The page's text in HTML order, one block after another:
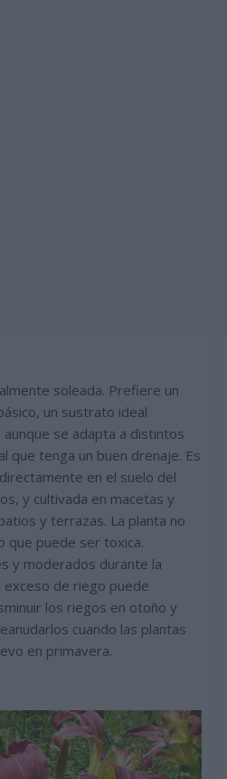
soleada. Prefiere un
un sustrato ideal
se adapta a distintos
que tenga un buen drenaje. Es
en el suelo del
y cultivada en macetas y
y terrazas. La planta no
que puede ser toxica.
y moderados durante la
de riego puede
los riegos en otoño y
cuando las plantas
en primavera.